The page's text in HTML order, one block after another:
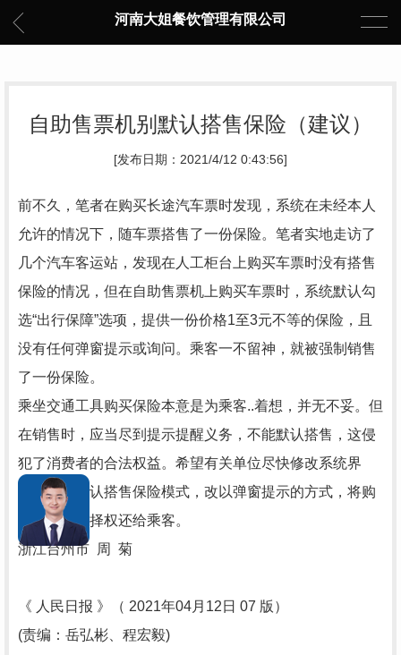
河南大姐餐饮管理有限公司
自助售票机别默认搭售保险（建议）
[发布日期：2021/4/12 0:43:56]
前不久，笔者在购买长途汽车票时发现，系统在未经本人
允许的情况下，随车票搭售了一份保险。笔者实地走访了
几个汽车客运站，发现在人工柜台上购买车票时没有搭售
保险的情况，但在自助售票机上购买车票时，系统默认勾
选“出行保障”选项，提供一份价格1至3元不等的保险，且
没有任何弹窗提示或询问。乘客一不留神，就被强制销售
了一份保险。
乘坐交通工具购买保险本意是为乘客..着想，并无不妥。但
在销售时，应当尽到提示提醒义务，不能默认搭售，这侵
犯了消费者的合法权益。希望有关单位尽快修改系统界
面，取消默认搭售保险模式，改以弹窗提示的方式，将购
买保险的选择权还给乘客。
浙江台州市 周 菊
《 人民日报 》（ 2021年04月12日 07 版）
(责编：岳弘彬、程宏毅)